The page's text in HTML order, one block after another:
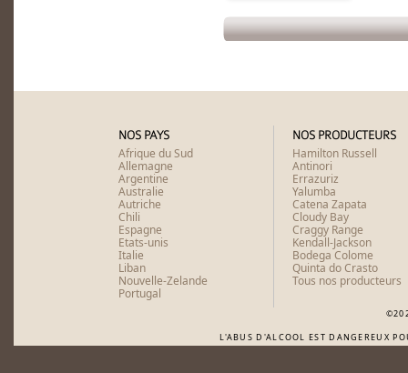
NOS PAYS
Afrique du Sud
Allemagne
Argentine
Australie
Autriche
Chili
Espagne
Etats-unis
Italie
Liban
Nouvelle-Zelande
Portugal
NOS PRODUCTEURS
Hamilton Russell
Antinori
Errazuriz
Yalumba
Catena Zapata
Cloudy Bay
Craggy Range
Kendall-Jackson
Bodega Colome
Quinta do Crasto
Tous nos producteurs
L'ABUS D'ALCOOL EST DANGEREUX